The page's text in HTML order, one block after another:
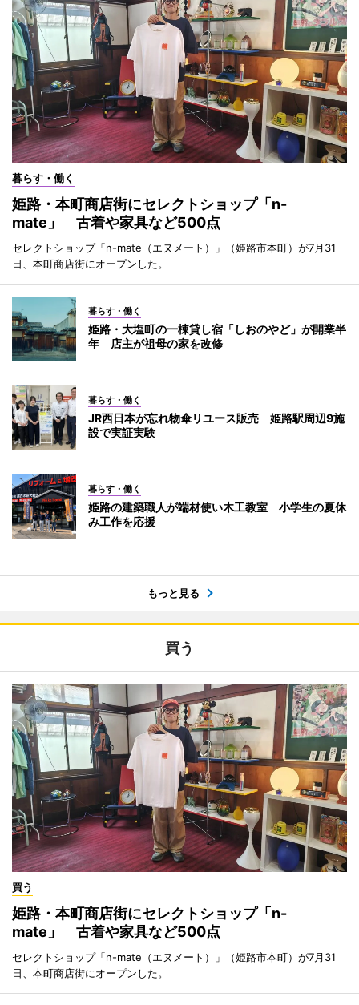
暮らす・働く
姫路・本町商店街にセレクトショップ「n-
mate」 古着や家具など500点
セレクトショップ「n-mate（エヌメート）」（姫路市本町）が7月31
日、本町商店街にオープンした。
暮らす・働く
姫路・大塩町の一棟貸し宿「しおのやど」が開業半
年 店主が祖母の家を改修
暮らす・働く
JR西日本が忘れ物傘リユース販売 姫路駅周辺9施
設で実証実験
暮らす・働く
姫路の建築職人が端材使い木工教室 小学生の夏休
み工作を応援
もっと見る
買う
買う
姫路・本町商店街にセレクトショップ「n-
mate」 古着や家具など500点
セレクトショップ「n-mate（エヌメート）」（姫路市本町）が7月31
日、本町商店街にオープンした。